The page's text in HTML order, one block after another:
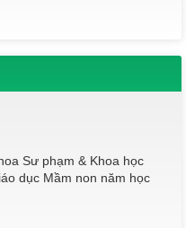
Sư phạm & Khoa học
dục Mầm non năm học